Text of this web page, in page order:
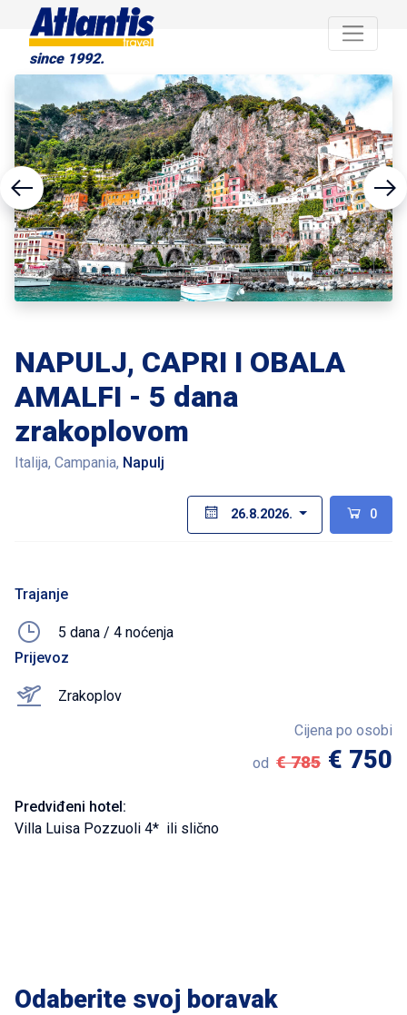
since 1992.
NAPULJ, CAPRI I OBALA
AMALFI - 5 dana
zrakoplovom
Italija, Campania, Napulj
26.8.2026. 0
Trajanje
5 dana / 4 noćenja
Prijevoz
Zrakoplov
Cijena po osobi
od € 785 € 750
Predviđeni hotel:
Villa Luisa Pozzuoli 4* ili slično
Odaberite svoj boravak